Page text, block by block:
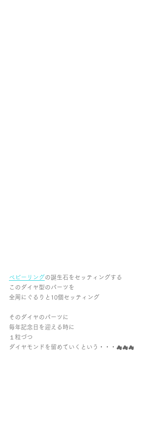
ベビーリングの誕生石をセッティングする
このダイヤ型のパーツを
全周にぐるりと10個セッティング
そのダイヤのパーツに
毎年記念日を迎える時に
１粒づつ
ダイヤモンドを留めていくという・・・☁︎☁︎☁︎